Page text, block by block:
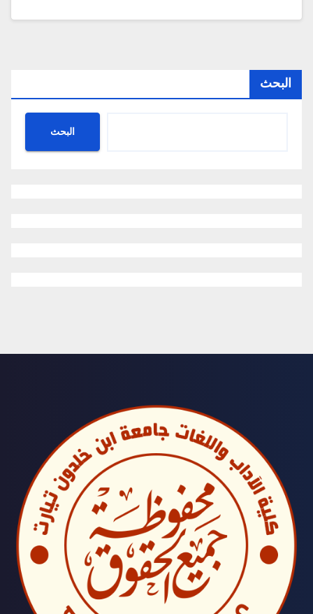
البحث
البحث